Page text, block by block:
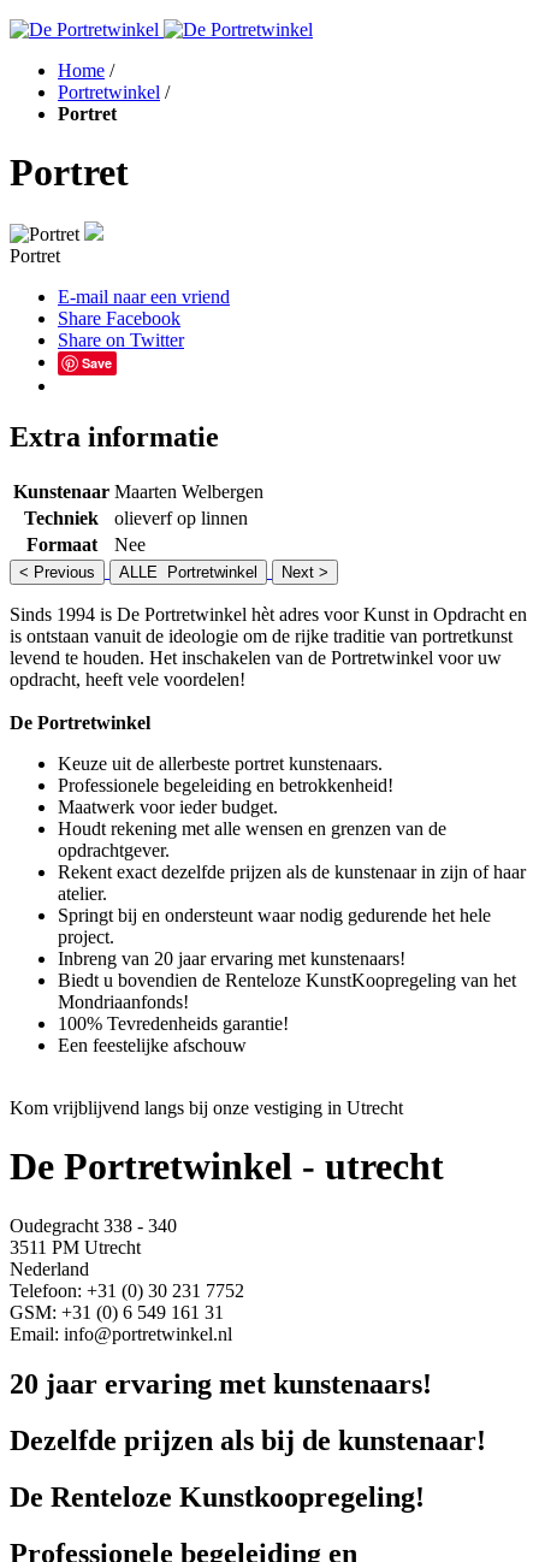
Home /
Portretwinkel /
Portret
Portret
Portret
E-mail naar een vriend
Share Facebook
Share on Twitter
Save
Extra informatie
Kunstenaar Maarten Welbergen
Techniek
olieverf op linnen
Formaat
Nee
< Previous ALLE Portretwinkel Next >
Sinds 1994 is De Portretwinkel hèt adres voor Kunst in Opdracht en
is ontstaan vanuit de ideologie om de rijke traditie van portretkunst
levend te houden. Het inschakelen van de Portretwinkel voor uw
opdracht, heeft vele voordelen!
De Portretwinkel
Keuze uit de allerbeste portret kunstenaars.
Professionele begeleiding en betrokkenheid!
Maatwerk voor ieder budget.
Houdt rekening met alle wensen en grenzen van de
opdrachtgever.
Rekent exact dezelfde prijzen als de kunstenaar in zijn of haar
atelier.
Springt bij en ondersteunt waar nodig gedurende het hele
project.
Inbreng van 20 jaar ervaring met kunstenaars!
Biedt u bovendien de Renteloze KunstKoopregeling van het
Mondriaanfonds!
100% Tevredenheids garantie!
Een feestelijke afschouw
Kom vrijblijvend langs bij onze vestiging in Utrecht
De Portretwinkel - utrecht
Oudegracht 338 - 340
3511 PM Utrecht
Nederland
Telefoon: +31 (0) 30 231 7752
GSM: +31 (0) 6 549 161 31
Email: info@portretwinkel.nl
20 jaar ervaring met kunstenaars!
Dezelfde prijzen als bij de kunstenaar!
De Renteloze Kunstkoopregeling!
Professionele begeleiding en